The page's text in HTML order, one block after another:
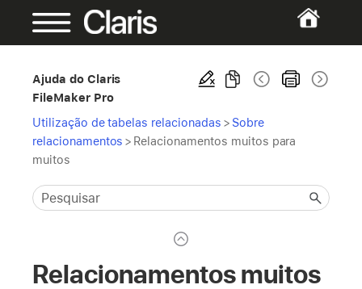
Ajuda do Claris
FileMaker Pro
Utilização de tabelas relacionadas > Sobre
relacionamentos > Relacionamentos muitos para
muitos
Relacionamentos muitos